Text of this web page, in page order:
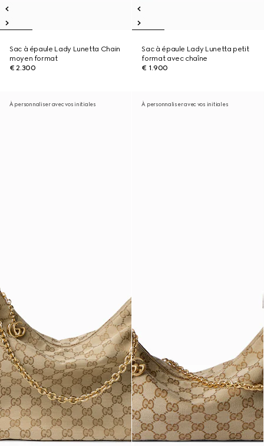
Sac à épaule Lady Lunetta Chain
moyen format
€ 2.300
Sac à épaule Lady Lunetta petit
format avec chaîne
€ 1.900
À personnaliser avec vos initiales À personnaliser avec vos initiales